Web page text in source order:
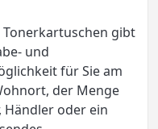
gibt
und
für Sie am
der Menge
Händler oder ein